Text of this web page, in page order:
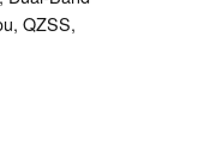
QZSS,